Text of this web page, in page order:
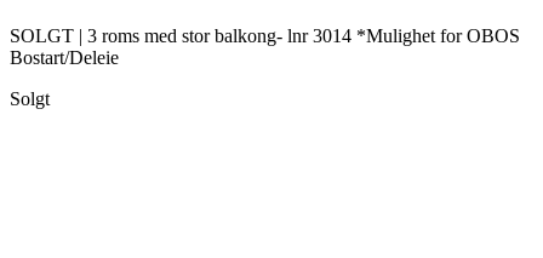
SOLGT | 3 roms med stor balkong- lnr 3014 *Mulighet for OBOS
Bostart/Deleie
Solgt